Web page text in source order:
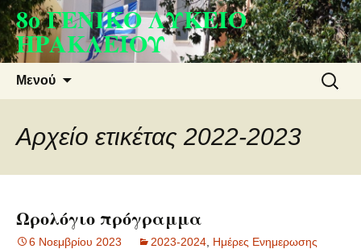
Μετάβαση
σε
περιεχόμενο
8ο ΓΕΝΙΚΟ ΛΥΚΕΙΟ
ΗΡΑΚΛΕΙΟΥ
Μενού
για:
Αρχείο ετικέτας 2022-2023
Ωρολόγιο πρόγραμμα
6 Νοεμβρίου 2023 2023-2024 Ημέρες Ενημερωσης